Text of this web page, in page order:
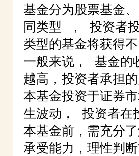
基金分为股票基金
同类型 ， 投资者
类型的基金将获得
一般来说， 基金的
越高，投资者承担
本基金投资于证券
生波动， 投资者在
本基金前，需充分
承受能力，理性判